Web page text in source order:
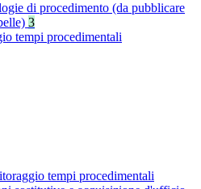
di procedimento (da pubblicare
3
tempi procedimentali
tempi procedimentali